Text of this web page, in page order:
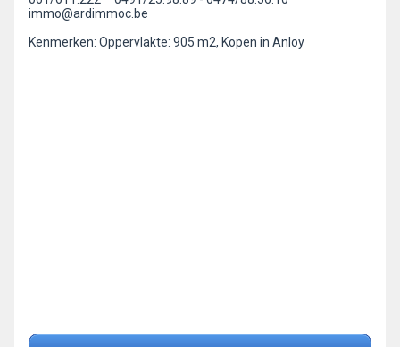
immo@ardimmoc.be
Kenmerken: Oppervlakte: 905 m2, Kopen in Anloy